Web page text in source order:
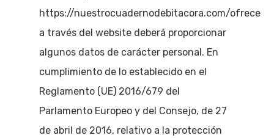
https://nuestrocuadernodebitacora.com/ofrece
a través del website deberá proporcionar
algunos datos de carácter personal. En
cumplimiento de lo establecido en el
Reglamento (UE) 2016/679 del
Parlamento Europeo y del Consejo, de 27
de abril de 2016, relativo a la protección